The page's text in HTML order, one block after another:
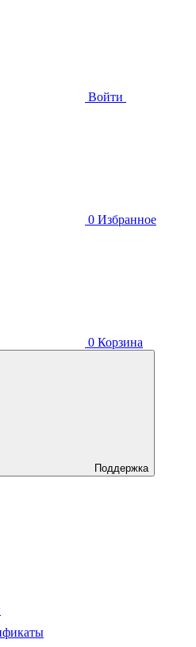
Войти
0 Избранное
0 Корзина
Поддержка